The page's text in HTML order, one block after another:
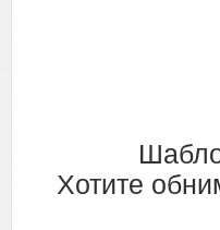
Хотите